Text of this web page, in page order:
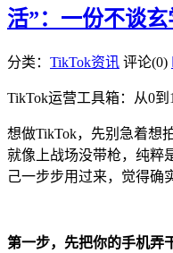
活”：一份不谈
分类： TikTok资讯 评论(0)
TikTok运营工具箱：从0
想做TikTok，先别急着想
就像上战场没带枪，纯粹
己一步步用过来，觉得确
第一步，先把你的手机弄